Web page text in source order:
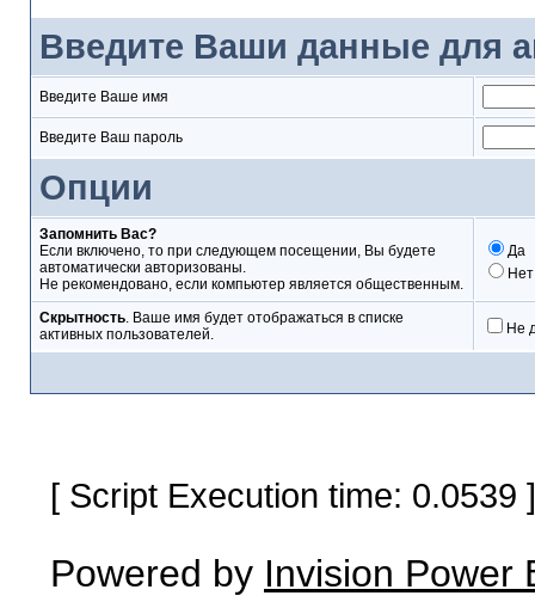
Введите Ваши данные для
Введите Ваше имя
Введите Ваш пароль
Опции
Запомнить Вас?
Если включено, то при следующем посещении, Вы будете
автоматически авторизованы.
Не рекомендовано, если компьютер является общественным.
Да
Нет
Скрытность. Ваше имя будет отображаться в списке
активных пользователей.
Не
[ Script Execution time:
Powered by Invision Power